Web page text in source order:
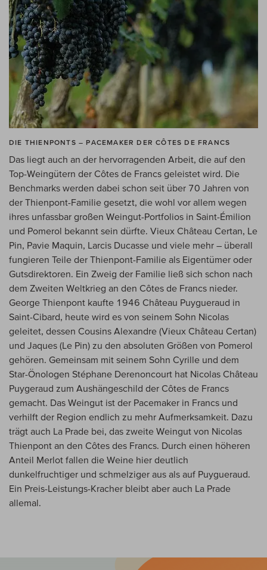
DIE THIENPONTS – PACEMAKER DER CÔTES DE FRANCS
Das liegt auch an der hervorragenden Arbeit, die auf den
Top-Weingütern der Côtes de Francs geleistet wird. Die
Benchmarks werden dabei schon seit über 70 Jahren von
der Thienpont-Familie gesetzt, die wohl vor allem wegen
ihres unfassbar großen Weingut-Portfolios in Saint-Émilion
und Pomerol bekannt sein dürfte. Vieux Château Certan, Le
Pin, Pavie Maquin, Larcis Ducasse und viele mehr – überall
fungieren Teile der Thienpont-Familie als Eigentümer oder
Gutsdirektoren. Ein Zweig der Familie ließ sich schon nach
dem Zweiten Weltkrieg an den Côtes de Francs nieder.
George Thienpont kaufte 1946 Château Puygueraud in
Saint-Cibard, heute wird es von seinem Sohn Nicolas
geleitet, dessen Cousins Alexandre (Vieux Château Certan)
und Jaques (Le Pin) zu den absoluten Größen von Pomerol
gehören. Gemeinsam mit seinem Sohn Cyrille und dem
Star-Önologen Stéphane Derenoncourt hat Nicolas Château
Puygeraud zum Aushängeschild der Côtes de Francs
gemacht. Das Weingut ist der Pacemaker in Francs und
verhilft der Region endlich zu mehr Aufmerksamkeit. Dazu
trägt auch La Prade bei, das zweite Weingut von Nicolas
Thienpont an den Côtes des Francs. Durch einen höheren
Anteil Merlot fallen die Weine hier deutlich
dunkelfruchtiger und schmelziger aus als auf Puygueraud.
Ein Preis-Leistungs-Kracher bleibt aber auch La Prade
allemal.